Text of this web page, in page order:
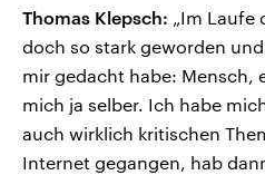
Thomas Klepsch: „Im Laufe
doch so stark geworden
mir gedacht habe: Mensch,
mich ja selber. Ich habe
auch wirklich kritischen
Internet gegangen, hab